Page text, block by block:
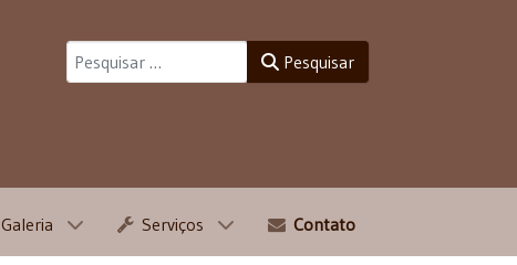
Pesquisar
Galeria Serviços Contato